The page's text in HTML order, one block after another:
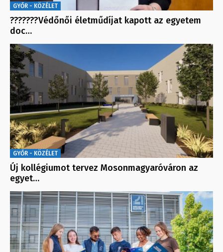
GYŐR - KÖZÉLET
???????Védőnői életműdíjat kapott az egyetem
doc…
GYŐR - KÖZÉLET
Új kollégiumot tervez Mosonmagyaróváron az
egyet…